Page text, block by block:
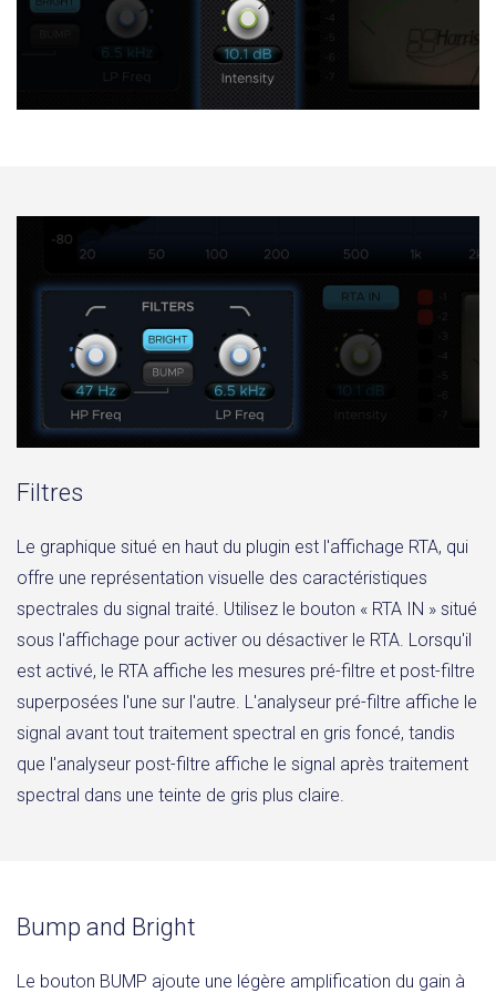
Filtres
Le graphique situé en haut du plugin est l'affichage RTA, qui
offre une représentation visuelle des caractéristiques
spectrales du signal traité. Utilisez le bouton « RTA IN » situé
sous l'affichage pour activer ou désactiver le RTA. Lorsqu'il
est activé, le RTA affiche les mesures pré-filtre et post-filtre
superposées l'une sur l'autre. L'analyseur pré-filtre affiche le
signal avant tout traitement spectral en gris foncé, tandis
que l'analyseur post-filtre affiche le signal après traitement
spectral dans une teinte de gris plus claire.
Bump and Bright
Le bouton BUMP ajoute une légère amplification du gain à